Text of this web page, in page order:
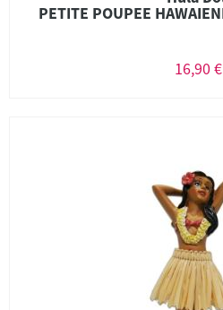
PETITE POUPEE
16,90 €